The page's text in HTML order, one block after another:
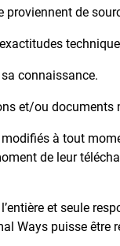
de
connaissance.
et/ou
à tout
de leur
et seule
Ways puisse être